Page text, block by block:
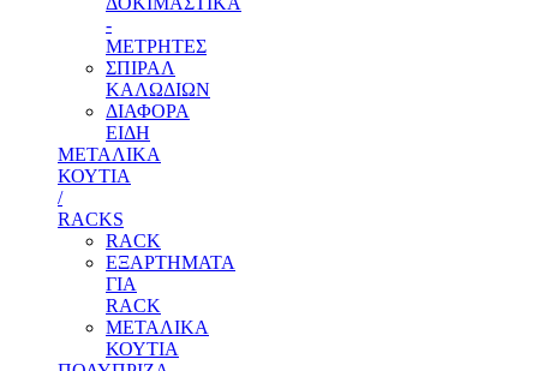
-
ΜΕΤΡΗΤΕΣ
ΣΠΙΡΑΛ
ΚΑΛΩΔΙΩΝ
ΔΙΑΦΟΡΑ
ΕΙΔΗ
ΜΕΤΑΛΙΚΑ
ΚΟΥΤΙΑ
/
RACKS
RACK
ΕΞΑΡΤΗΜΑΤΑ
ΓΙΑ
RACK
ΜΕΤΑΛΙΚΑ
ΚΟΥΤΙΑ